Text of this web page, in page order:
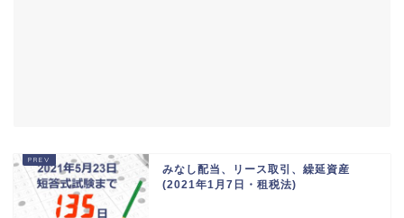
みなし配当、リース取引、繰延資産
(2021年1月7日・租税法)